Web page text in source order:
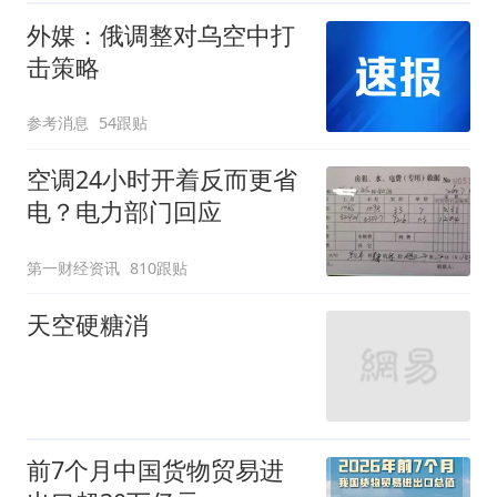
外媒：俄调整对乌空中打
击策略
参考消息 54跟贴
空调24小时开着反而更省
电？电力部门回应
第一财经资讯 810跟贴
天空硬糖消
前7个月中国货物贸易进